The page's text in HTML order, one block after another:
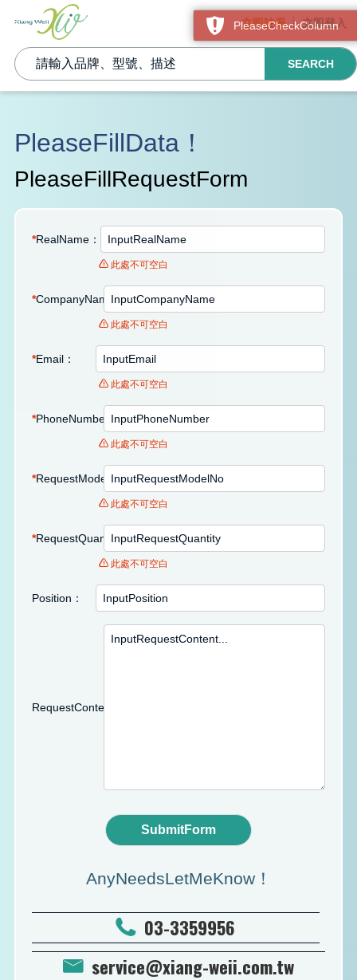
立即註冊 立即登入
SEARCH
PleaseFillData！
PleaseFillRequestForm
*RealName：
此處不可空白
*CompanyName：
此處不可空白
*Email：
此處不可空白
*PhoneNumber：
此處不可空白
*RequestModelNo：
此處不可空白
*RequestQuantity：
此處不可空白
Position：
RequestContent：
SubmitForm
AnyNeedsLetMeKnow！
03-3359956
service@xiang-weii.com.tw
PleaseCheckColumn